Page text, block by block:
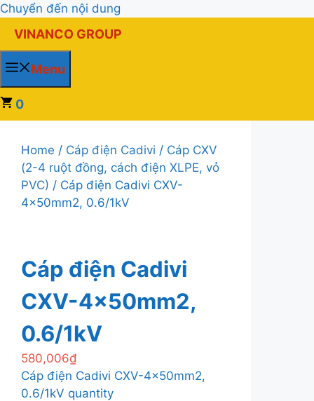
Chuyển đến nội dung
VINANCO GROUP
Menu
0
Home / Cáp điện Cadivi / Cáp CXV
(2-4 ruột đồng, cách điện XLPE, vỏ
PVC) / Cáp điện Cadivi CXV-
4×50mm2, 0.6/1kV
Cáp điện Cadivi
CXV-4×50mm2,
0.6/1kV
580,006₫
Cáp điện Cadivi CXV-4×50mm2,
0.6/1kV quantity